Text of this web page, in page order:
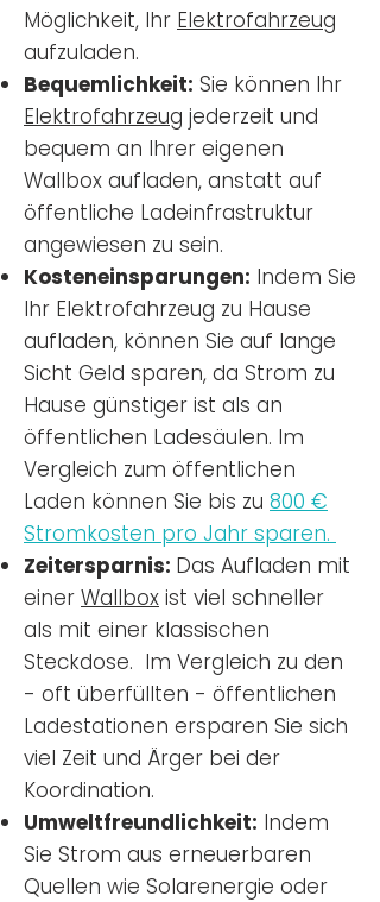
Möglichkeit, Ihr Elektrofahrzeug
aufzuladen.
Bequemlichkeit: Sie können Ihr
Elektrofahrzeug jederzeit und
bequem an Ihrer eigenen
Wallbox aufladen, anstatt auf
öffentliche Ladeinfrastruktur
angewiesen zu sein.
Kosteneinsparungen: Indem Sie
Ihr Elektrofahrzeug zu Hause
aufladen, können Sie auf lange
Sicht Geld sparen, da Strom zu
Hause günstiger ist als an
öffentlichen Ladesäulen. Im
Vergleich zum öffentlichen
Laden können Sie bis zu 800 €
Stromkosten pro Jahr sparen.
Zeitersparnis: Das Aufladen mit
einer Wallbox ist viel schneller
als mit einer klassischen
Steckdose. Im Vergleich zu den
- oft überfüllten - öffentlichen
Ladestationen ersparen Sie sich
viel Zeit und Ärger bei der
Koordination.
Umweltfreundlichkeit: Indem
Sie Strom aus erneuerbaren
Quellen wie Solarenergie oder